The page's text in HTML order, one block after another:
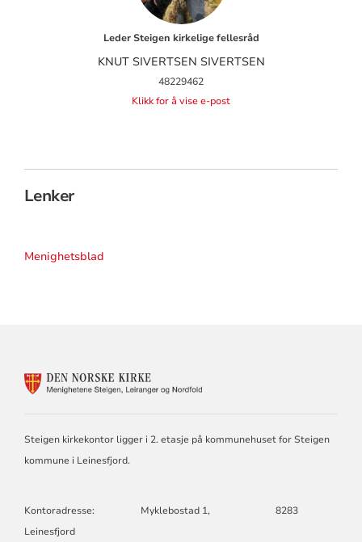
Leder Steigen kirkelige fellesråd
KNUT SIVERTSEN SIVERTSEN
48229462
Klikk for å vise e-post
Lenker
Menighetsblad
FOR
FELLESRÅD
Steigen kirkekontor ligger i 2. etasje på kommunehuset for Steigen
kommune i Leinesfjord.
Kontoradresse: Myklebostad 1, 8283
Leinesfjord